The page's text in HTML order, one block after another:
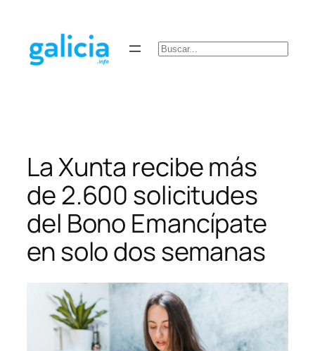
contenido
Buscar
La Xunta recibe más
de 2.600 solicitudes
del Bono Emancípate
en solo dos semanas